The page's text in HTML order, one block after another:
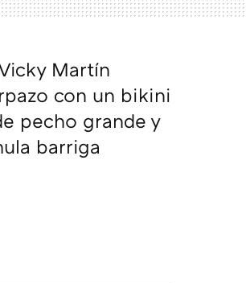
Martín
con un bikini
pecho grande y
barriga